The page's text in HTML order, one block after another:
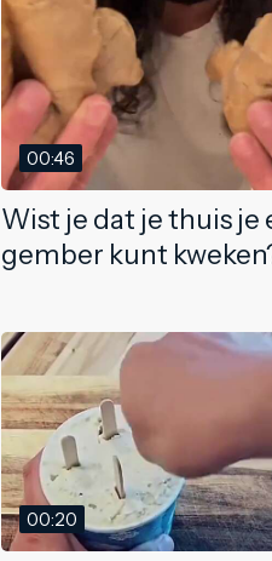
00:46
Wist je dat je thuis je
gember kunt
00:20